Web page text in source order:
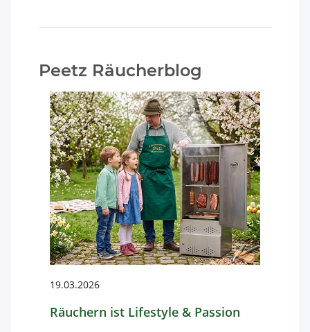
Peetz Räucherblog
19.03.2026
Räuchern ist Lifestyle & Passion